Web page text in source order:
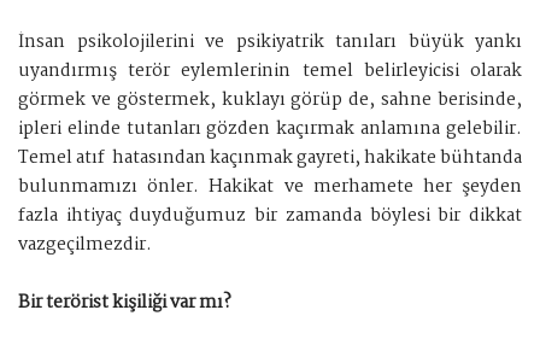
İnsan psikolojilerini ve psikiyatrik tanıları büyük yankı
uyandırmış terör eylemlerinin temel belirleyicisi olarak
görmek ve göstermek, kuklayı görüp de, sahne berisinde,
ipleri elinde tutanları gözden kaçırmak anlamına gelebilir.
Temel atıf hatasından kaçınmak gayreti, hakikate bühtanda
bulunmamızı önler. Hakikat ve merhamete her şeyden
fazla ihtiyaç duyduğumuz bir zamanda böylesi bir dikkat
vazgeçilmezdir.
Bir terörist kişiliği var mı?